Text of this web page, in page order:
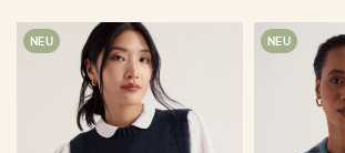
NEU NEU